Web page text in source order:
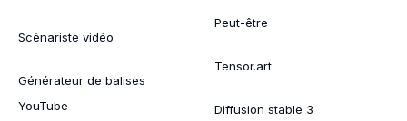
Scénariste vidéo
Générateur de balises
YouTube
Peut-être
Tensor.art
Diffusion stable 3